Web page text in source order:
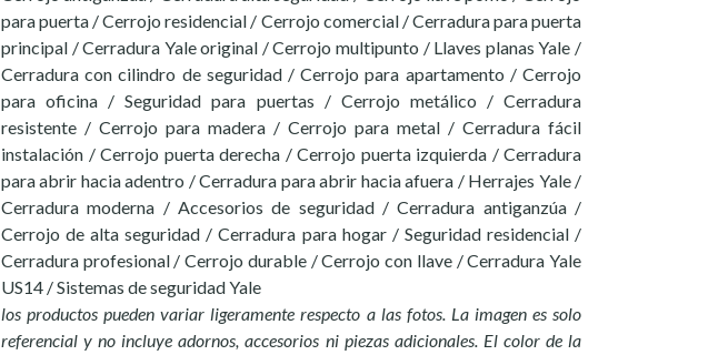
para puerta / Cerrojo residencial / Cerrojo comercial / Cerradura para puerta
principal / Cerradura Yale original / Cerrojo multipunto / Llaves planas Yale /
Cerradura con cilindro de seguridad / Cerrojo para apartamento / Cerrojo
para oficina / Seguridad para puertas / Cerrojo metálico / Cerradura
resistente / Cerrojo para madera / Cerrojo para metal / Cerradura fácil
instalación / Cerrojo puerta derecha / Cerrojo puerta izquierda / Cerradura
para abrir hacia adentro / Cerradura para abrir hacia afuera / Herrajes Yale /
Cerradura moderna / Accesorios de seguridad / Cerradura antiganzúa /
Cerrojo de alta seguridad / Cerradura para hogar / Seguridad residencial /
Cerradura profesional / Cerrojo durable / Cerrojo con llave / Cerradura Yale
US14 / Sistemas de seguridad Yale
los productos pueden variar ligeramente respecto a las fotos. La imagen es solo
referencial y no incluye adornos, accesorios ni piezas adicionales. El color de la